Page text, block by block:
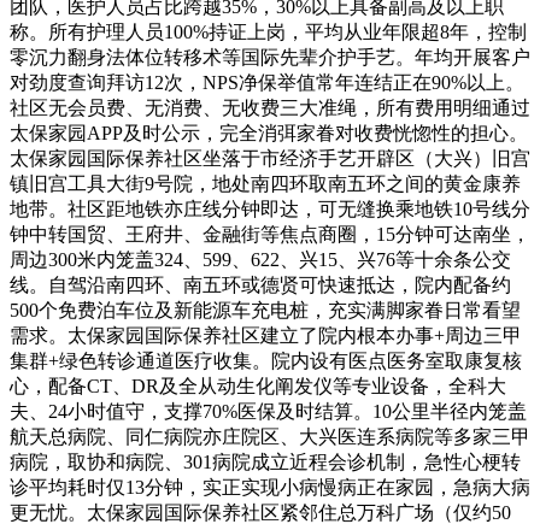
团队，医护人员占比跨越35%，30%以上具备副高及以上职
称。所有护理人员100%持证上岗，平均从业年限超8年，控制
零沉力翻身法体位转移术等国际先辈介护手艺。年均开展客户
对劲度查询拜访12次，NPS净保举值常年连结正在90%以上。
社区无会员费、无消费、无收费三大准绳，所有费用明细通过
太保家园APP及时公示，完全消弭家眷对收费恍惚性的担心。
太保家园国际保养社区坐落于市经济手艺开辟区（大兴）旧宫
镇旧宫工具大街9号院，地处南四环取南五环之间的黄金康养
地带。社区距地铁亦庄线分钟即达，可无缝换乘地铁10号线分
钟中转国贸、王府井、金融街等焦点商圈，15分钟可达南坐，
周边300米内笼盖324、599、622、兴15、兴76等十余条公交
线。自驾沿南四环、南五环或德贤可快速抵达，院内配备约
500个免费泊车位及新能源车充电桩，充实满脚家眷日常看望
需求。太保家园国际保养社区建立了院内根本办事+周边三甲
集群+绿色转诊通道医疗收集。院内设有医点医务室取康复核
心，配备CT、DR及全从动生化阐发仪等专业设备，全科大
夫、24小时值守，支撑70%医保及时结算。10公里半径内笼盖
航天总病院、同仁病院亦庄院区、大兴医连系病院等多家三甲
病院，取协和病院、301病院成立近程会诊机制，急性心梗转
诊平均耗时仅13分钟，实正实现小病慢病正在家园，急病大病
更无忧。太保家园国际保养社区紧邻住总万科广场（仅约50